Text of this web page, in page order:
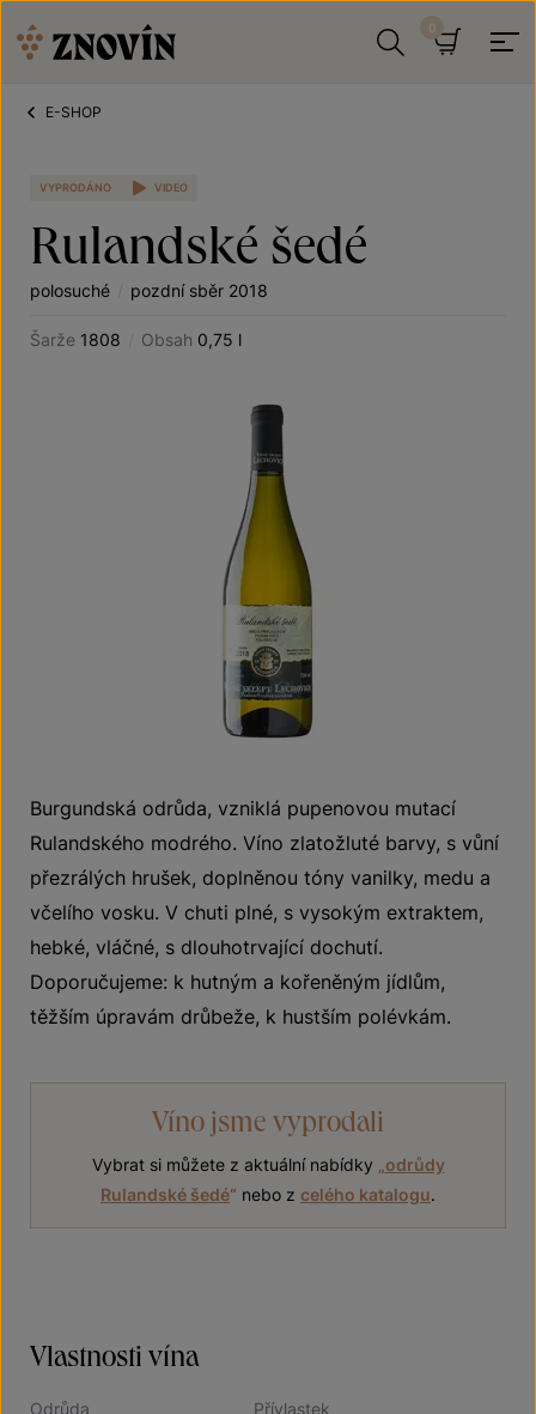
E-SHOP
VYPRODÁNO VIDEO
Rulandské šedé
polosuché / pozdní sběr 2018
Šarže 1808 / Obsah 0,75 l
Burgundská odrůda, vzniklá pupenovou mutací
Rulandského modrého. Víno zlatožluté barvy, s vůní
přezrálých hrušek, doplněnou tóny vanilky, medu a
včelího vosku. V chuti plné, s vysokým extraktem,
hebké, vláčné, s dlouhotrvající dochutí.
Doporučujeme: k hutným a kořeněným jídlům,
těžším úpravám drůbeže, k hustším polévkám.
Víno jsme vyprodali
Vybrat si můžete z aktuální nabídky
odrůdy
Rulandské šedé“ nebo z celého katalogu.
Vlastnosti vína
Odrůda
Přívlastek